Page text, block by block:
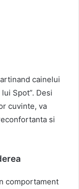
cainelui
Spot”. Desi
cuvinte, va
si
comportament